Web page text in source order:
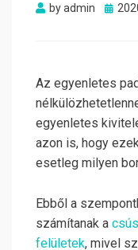
byadmin
Az egyenletes
egyenletes
azon is, hogy
esetleg milyen
Ebből a
számítanak a
felületek, mivel